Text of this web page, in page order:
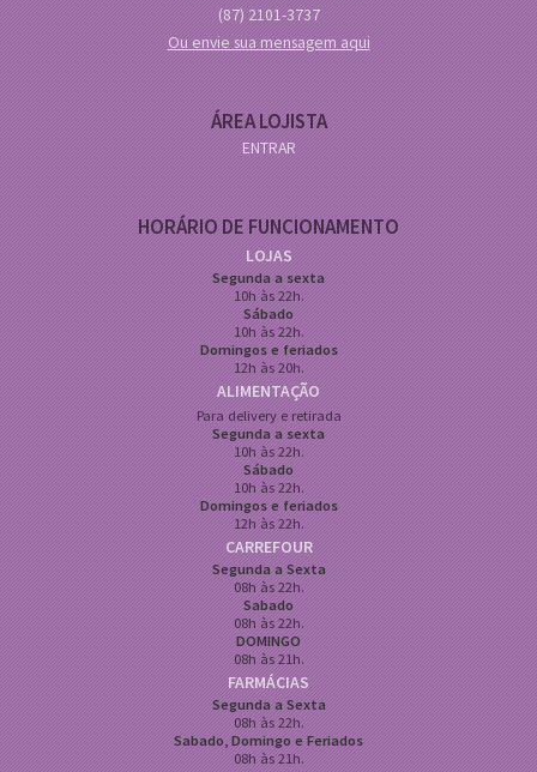
(87)2101-3737
Ou envie sua mensagem aqui
ÁREA LOJISTA
ENTRAR
HORÁRIO DE FUNCIONAMENTO
LOJAS
Segunda a sexta
10h às 22h.
Sábado
10h às 22h.
Domingos e feriados
12h às 20h.
ALIMENTAÇÃO
Para delivery e retirada
Segunda a sexta
10h às 22h.
Sábado
10h às 22h.
Domingos e feriados
12h às 22h.
CARREFOUR
Segunda a Sexta
08h às 22h.
Sabado
08h às 22h.
DOMINGO
08h às 21h.
FARMÁCIAS
Segunda a Sexta
08h às 22h.
Sabado, Domingo e Feriados
08h às 21h.